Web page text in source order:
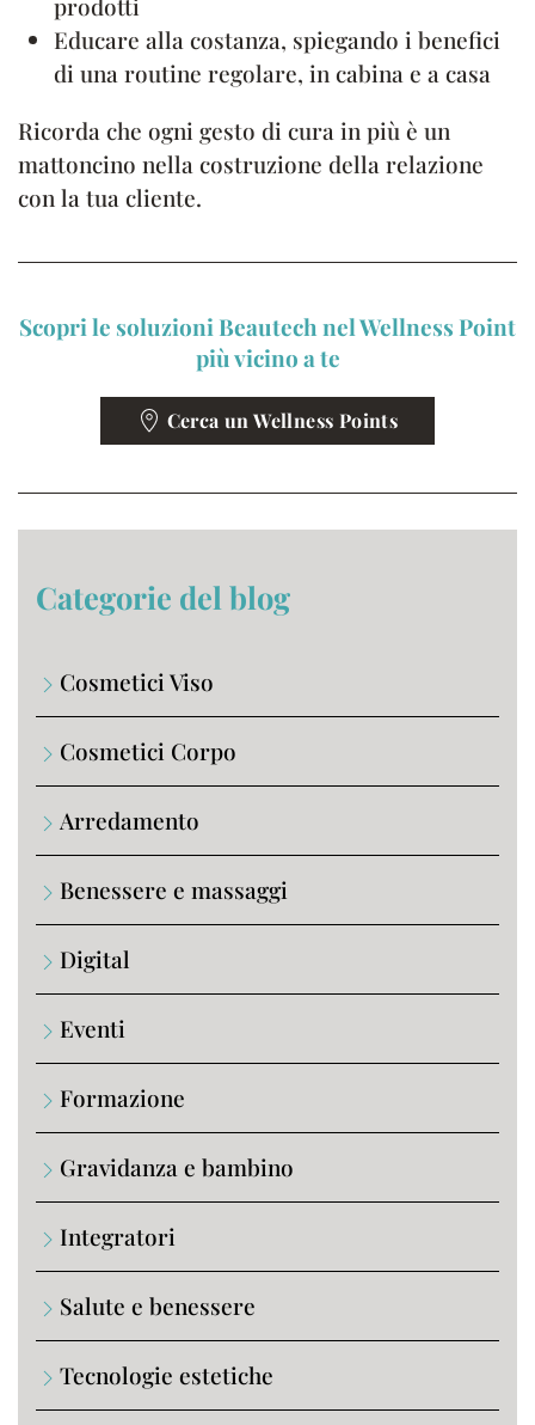
Educare alla costanza, spiegando i benefici
di una routine regolare, in cabina e a casa
Ricorda che ogni gesto di cura in più è un
mattoncino nella costruzione della relazione
con la tua cliente.
Scopri le soluzioni Beautech nel Wellness Point
più vicino a te
Cerca un Wellness Points
Categorie del blog
Cosmetici Viso
Cosmetici Corpo
Arredamento
Benessere e massaggi
Digital
Eventi
Formazione
Gravidanza e bambino
Integratori
Salute e benessere
Tecnologie estetiche